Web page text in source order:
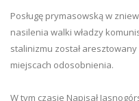
Posługę prymasowską w
nasilenia walki władzy
stalinizmu został
miejscach odosobnienia.
W tym czasie Napisał